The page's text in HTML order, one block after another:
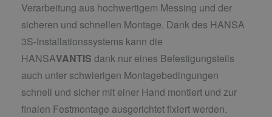
Verarbeitung aus hochwertigem Messing und der
sicheren und schnellen Montage. Dank des HANSA
3S-Installationssystems kann die
HANSAVANTIS dank nur eines Befestigungsteils
auch unter schwierigen Montagebedingungen
schnell und sicher mit einer Hand montiert und zur
finalen Festmontage ausgerichtet fixiert werden.